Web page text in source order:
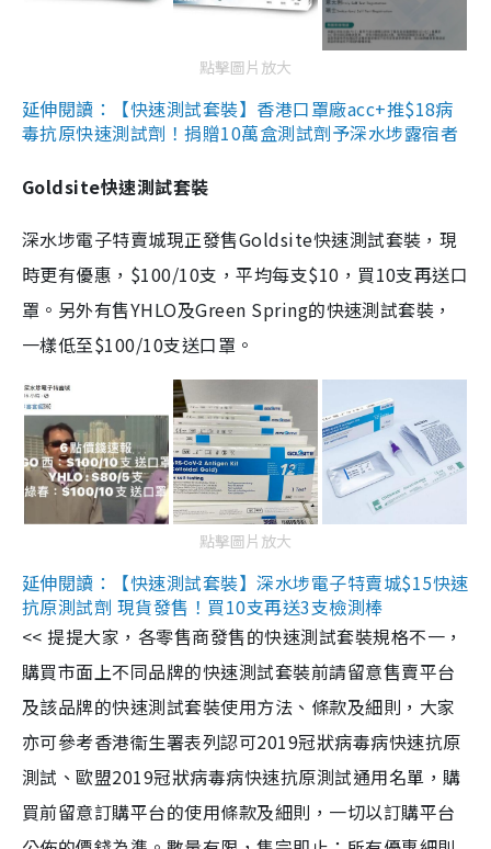
點擊圖片放大
延伸閱讀：【快速測試套裝】香港口罩廠acc+推$18病
毒抗原快速測試劑！捐贈10萬盒測試劑予深水埗露宿者
Goldsite快速測試套裝
深水埗電子特賣城現正發售Goldsite快速測試套裝，現
時更有優惠，$100/10支，平均每支$10，買10支再送口
罩。另外有售YHLO及Green Spring的快速測試套裝，
一樣低至$100/10支送口罩。
點擊圖片放大
延伸閱讀：【快速測試套裝】深水埗電子特賣城$15快速
抗原測試劑 現貨發售！買10支再送3支檢測棒
<< 提提大家，各零售商發售的快速測試套裝規格不一，
購買市面上不同品牌的快速測試套裝前請留意售賣平台
及該品牌的快速測試套裝使用方法、條款及細則，大家
亦可參考香港衞生署表列認可2019冠狀病毒病快速抗原
測試、歐盟2019冠狀病毒病快速抗原測試通用名單，購
買前留意訂購平台的使用條款及細則，一切以訂購平台